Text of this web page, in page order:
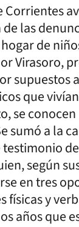
Corrientes
las
de
Virasoro,
supuestos
que
se
sumó a la
según
en tres
físicas y
años que